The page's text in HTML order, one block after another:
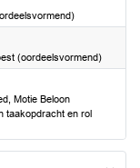
(oordeelsvormend)
Motie Beloon
taakopdracht en rol